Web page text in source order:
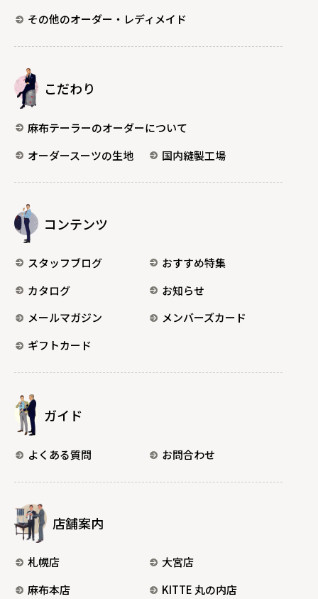
その他のオーダー・レディメイド
こだわり
麻布テーラーのオーダーについて
オーダースーツの生地
国内縫製工場
コンテンツ
スタッフブログ
おすすめ特集
カタログ
お知らせ
メールマガジン
メンバーズカード
ギフトカード
ガイド
よくある質問 お問合わせ
店舗案内
札幌店
大宮店
麻布本店
KITTE 丸の内店